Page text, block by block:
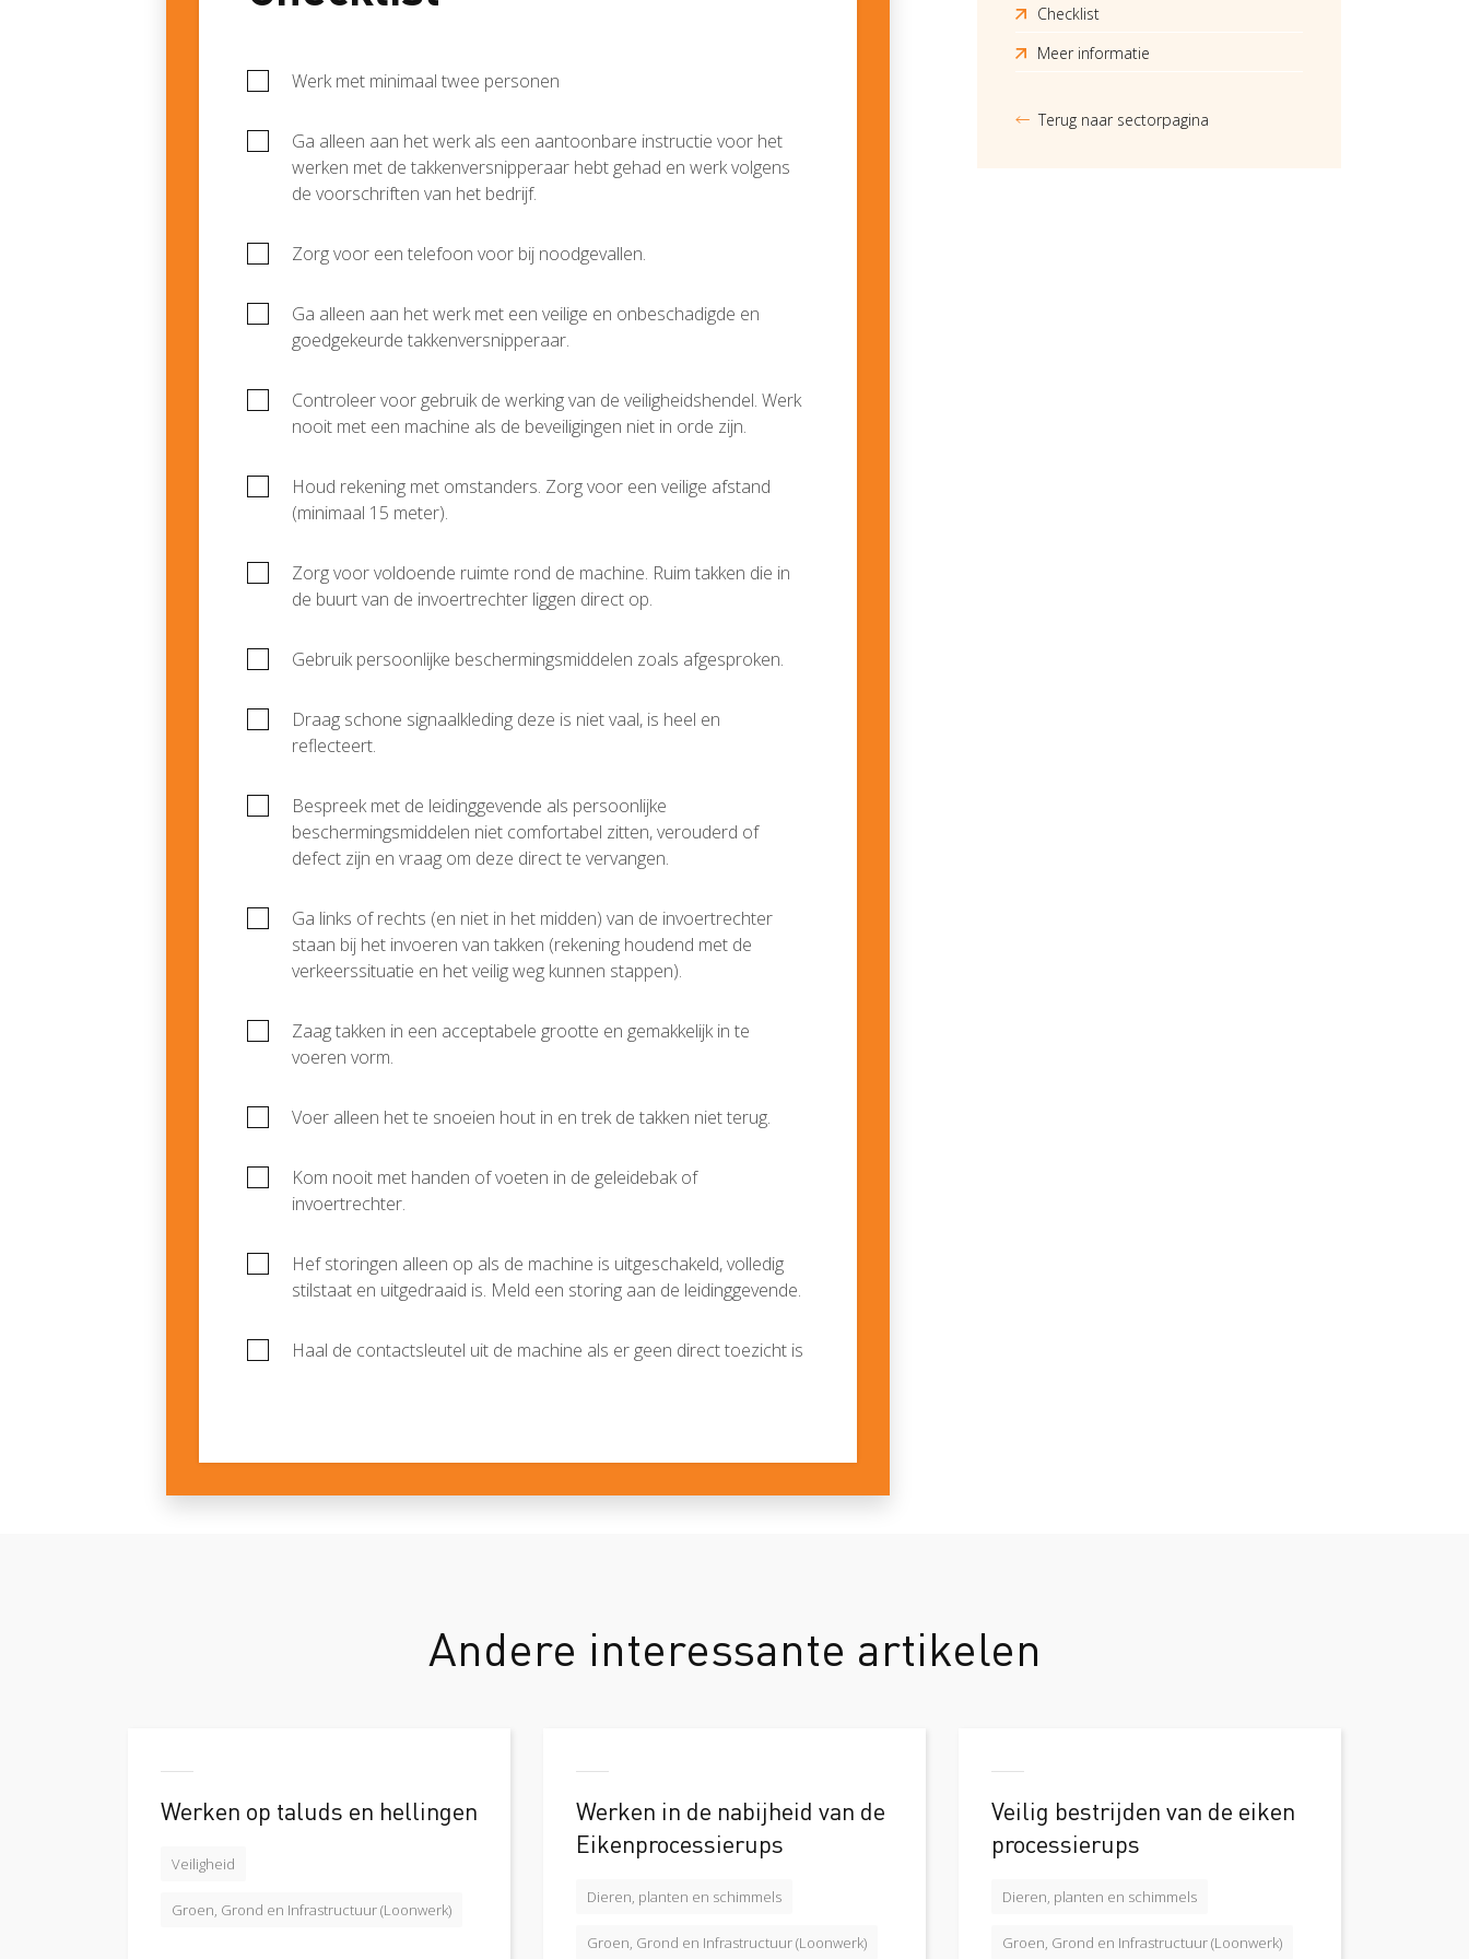
Werk met minimaal twee personen
Ga alleen aan het werk als een aantoonbare instructie voor het
werken met de takkenversnipperaar hebt gehad en werk volgens
de voorschriften van het bedrijf.
Zorg voor een telefoon voor bij noodgevallen.
Ga alleen aan het werk met een veilige en onbeschadigde en
goedgekeurde takkenversnipperaar.
Controleer voor gebruik de werking van de veiligheidshendel. Werk
nooit met een machine als de beveiligingen niet in orde zijn.
Houd rekening met omstanders. Zorg voor een veilige afstand
(minimaal 15 meter).
Zorg voor voldoende ruimte rond de machine. Ruim takken die in
de buurt van de invoertrechter liggen direct op.
Gebruik persoonlijke beschermingsmiddelen zoals afgesproken.
Draag schone signaalkleding deze is niet vaal, is heel en
reflecteert.
Bespreek met de leidinggevende als persoonlijke
beschermingsmiddelen niet comfortabel zitten, verouderd of
defect zijn en vraag om deze direct te vervangen.
Ga links of rechts (en niet in het midden) van de invoertrechter
staan bij het invoeren van takken (rekening houdend met de
verkeerssituatie en het veilig weg kunnen stappen).
Zaag takken in een acceptabele grootte en gemakkelijk in te
voeren vorm.
Voer alleen het te snoeien hout in en trek de takken niet terug.
Kom nooit met handen of voeten in de geleidebak of
invoertrechter.
Hef storingen alleen op als de machine is uitgeschakeld, volledig
stilstaat en uitgedraaid is. Meld een storing aan de leidinggevende.
Haal de contactsleutel uit de machine als er geen direct toezicht is
Checklist
Meer informatie
Terug naar sectorpagina
Andere interessante artikelen
Werken op taluds en hellingen
Veiligheid
Groen, Grond en Infrastructuur (Loonwerk)
Werken in de nabijheid van de
Eikenprocessierups
Dieren, planten en schimmels
Groen, Grond en Infrastructuur (Loonwerk)
Veilig bestrijden van de eiken
processierups
Dieren, planten en schimmels
Groen, Grond en Infrastructuur (Loonwerk)